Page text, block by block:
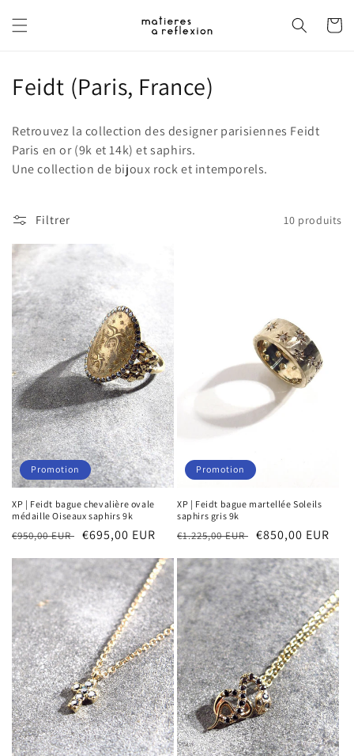
passer
au
Panier
C
l
l
e
c
t
i
o
n
:
Feidt (Paris, France)
Retrouvez la collection des designer parisiennes Feidt
Paris en or (9k et 14k) et saphirs.
Une collection de bijoux rock et intemporels.
Filtrer 10 produits
Promotion
XP | Feidt bague chevalière ovale
médaille Oiseaux saphirs 9k
Prix
€950,00 EUR Prix
€695,00 EUR
Promotion
XP | Feidt bague martellée Soleils
saphirs gris 9k
Prix
€1.225,00 EUR Prix
€850,00 EUR